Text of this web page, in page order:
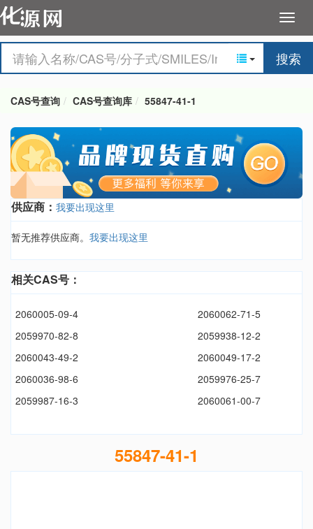
搜索
CAS号查询 CAS号查询库 55847-41-1
供应商： 我要出现这里
暂无推荐供应商。 我要出现这里
相关CAS号：
2060005-09-4
2060062-71-5
2059970-82-8
2059938-12-2
2060043-49-2
2060049-17-2
2060036-98-6
2059976-25-7
2059987-16-3
2060061-00-7
55847-41-1